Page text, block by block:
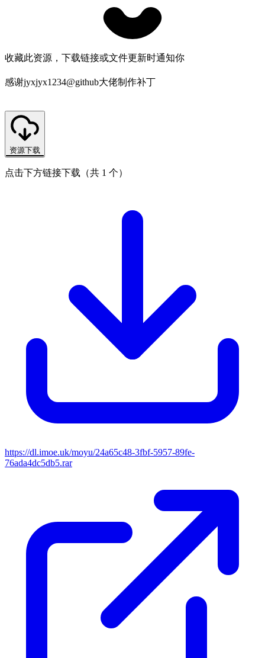
收藏此资源，下载链接或文件更新时通知你
感谢jyxjyx1234@github大佬制作补丁
资源下载
点击下方链接下载（共 1 个）
https://dl.imoe.uk/moyu/24a65c48-3fbf-5957-89fe-
76ada4dc5db5.rar